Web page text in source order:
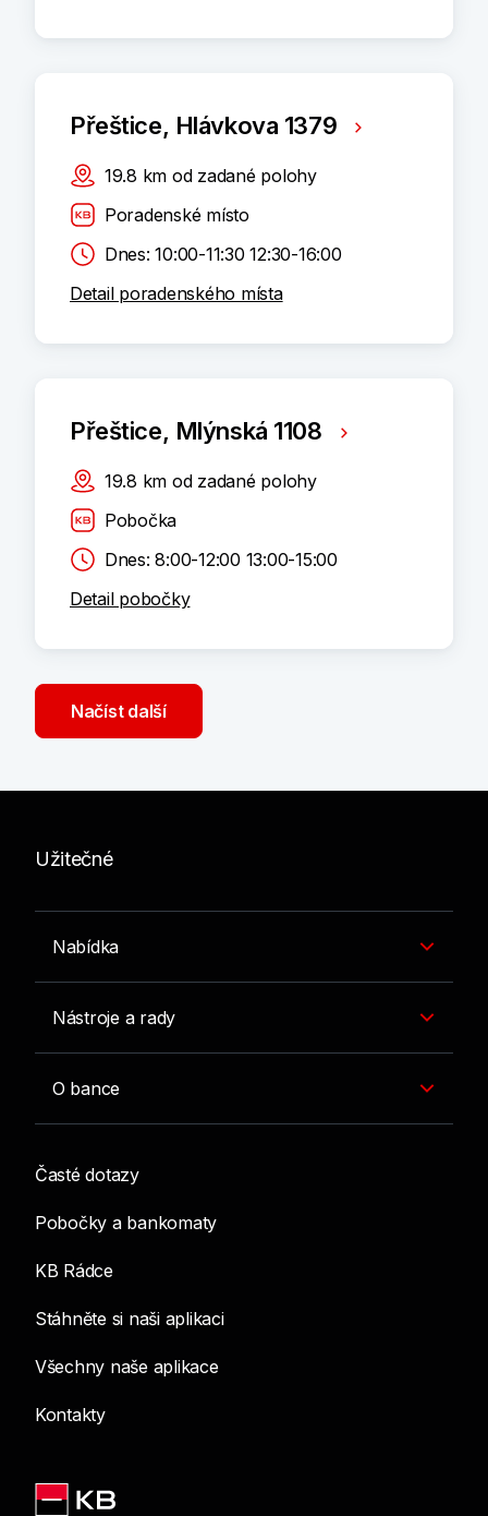
Přeštice, Hlávkova 1379
19.8 km od zadané polohy
Poradenské místo
Dnes: 10:00-11:30 12:30-16:00
Detail poradenského místa
Přeštice, Mlýnská 1108
19.8 km od zadané polohy
Pobočka
Dnes: 8:00-12:00 13:00-15:00
Detail pobočky
Načíst další
Užitečné
Nabídka
Nástroje a rady
O bance
Časté dotazy
Pobočky a bankomaty
KB Rádce
Stáhněte si naši aplikaci
Všechny naše aplikace
Kontakty